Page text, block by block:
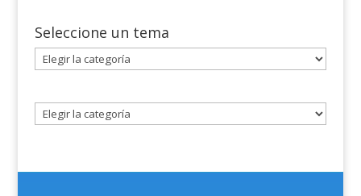
Seleccione un tema
Seleccione
un